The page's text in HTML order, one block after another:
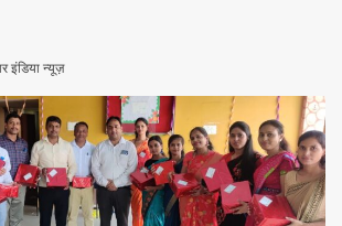
इंडिया न्यूज़